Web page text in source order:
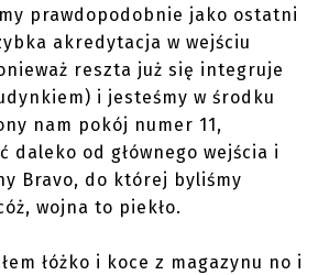
prawdopodobnie jako ostatni
akredytacja w wejściu
reszta już się integruje
i jesteśmy w środku
nam pokój numer 11,
daleko od głównego wejścia i
Bravo, do której byliśmy
wojna to piekło.
łóżko i koce z magazynu no i